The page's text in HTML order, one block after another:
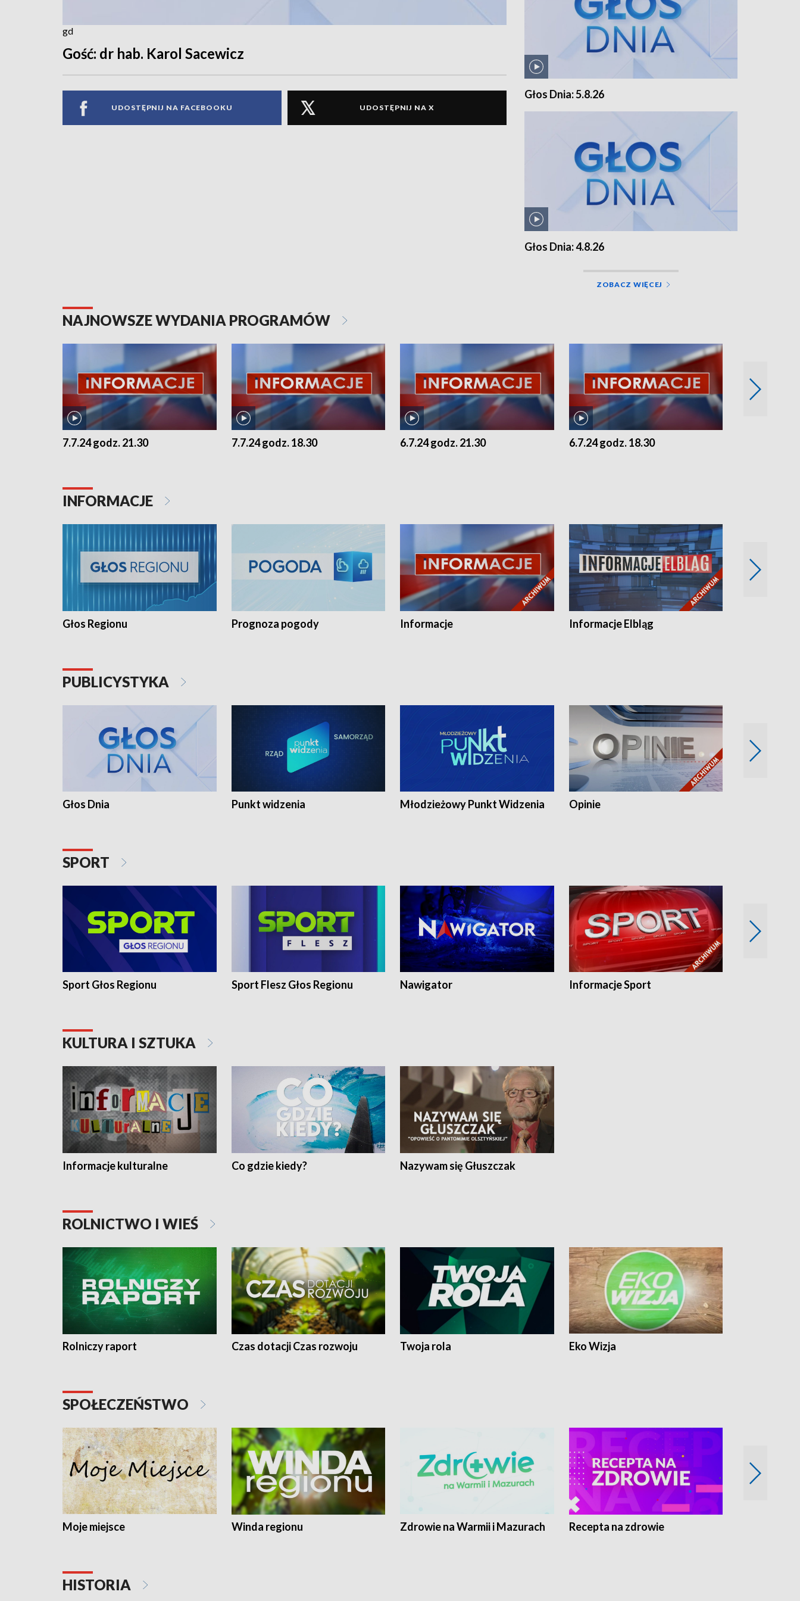
gd
Gość: dr hab. Karol Sacewicz
UDOSTĘPNIJ NA FACEBOOKU UDOSTĘPNIJ NA X
Głos Dnia: 5.8.26
Głos Dnia: 4.8.26
ZOBACZ WIĘCEJ
NAJNOWSZE WYDANIA PROGRAMÓW
7.7.24 godz. 21.30 7.7.24 godz. 18.30 6.7.24 godz. 21.30 6.7.24 godz. 18.30
INFORMACJE
Głos Regionu Prognoza pogody Informacje Informacje Elbląg
PUBLICYSTYKA
Głos Dnia Punkt widzenia Młodzieżowy Punkt Widzenia Opinie
SPORT
Sport Głos Regionu Sport Flesz Głos Regionu Nawigator Informacje Sport
KULTURA I SZTUKA
Informacje kulturalne Co gdzie kiedy? Nazywam się Głuszczak
ROLNICTWO I WIEŚ
Rolniczy raport Czas dotacji Czas rozwoju Twoja rola Eko Wizja
SPOŁECZEŃSTWO
Moje miejsce Winda regionu Zdrowie na Warmii i Mazurach Recepta na zdrowie
HISTORIA